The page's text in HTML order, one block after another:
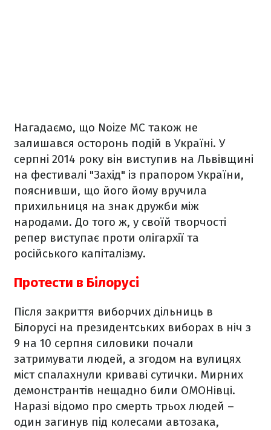
Нагадаємо, що Noize MC також не
залишався осторонь подій в Україні. У
серпні 2014 року він виступив на Львівщині
на фестивалі "Захід" із прапором України,
пояснивши, що його йому вручила
прихильниця на знак дружби між
народами. До того ж, у своїй творчості
репер виступає проти олігархії та
російського капіталізму.
Протести в Білорусі
Після закриття виборчих дільниць в
Білорусі на президентських виборах в ніч з
9 на 10 серпня силовики почали
затримувати людей, а згодом на вулицях
міст спалахнули криваві сутички. Мирних
демонстрантів нещадно били ОМОНівці.
Наразі відомо про смерть трьох людей –
один загинув під колесами автозака,